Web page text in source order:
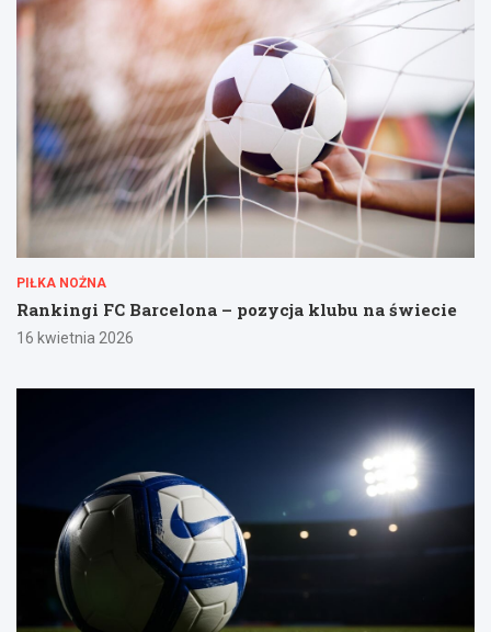
PIŁKA NOŻNA
Rankingi FC Barcelona – pozycja klubu na świecie
16 kwietnia 2026